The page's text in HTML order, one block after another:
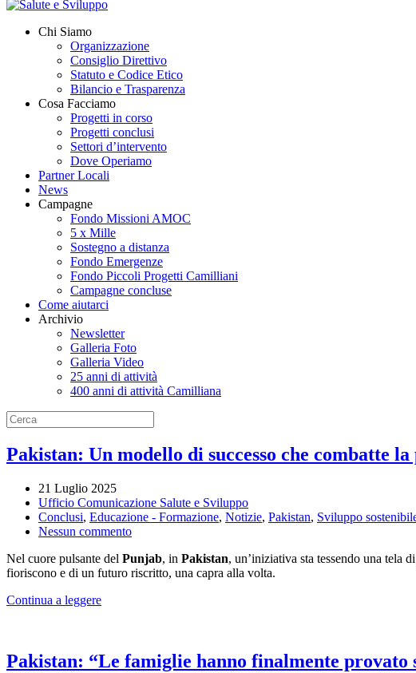
Chi Siamo
Organizzazione
Consiglio Direttivo
Statuto e Codice Etico
Bilancio e Trasparenza
Cosa Facciamo
Progetti in corso
Progetti conclusi
Settori d’intervento
Dove Operiamo
Partner Locali
News
Campagne
Fondo Missioni AMOC
5 x Mille
Sostegno a distanza
Fondo Emergenze
Fondo Piccoli Progetti Camilliani
Campagne concluse
Come aiutarci
Archivio
Newsletter
Galleria Foto
Galleria Video
25 anni di attività
400 anni di attività Camilliana
Pakistan: Un modello di successo che combatte
21 Luglio 2025
Ufficio Comunicazione Salute e Sviluppo
Conclusi, Educazione - Formazione, Notizie, Pakistan, Sviluppo
Nessun commentosu
Un
modello
povertà
Nel cuore pulsante del Punjab, in Pakistan, un’iniziativa sta tessendo una tela
fioriscono e di un futuro riscritto, una capra alla volta.
Continua a leggere
Pakistan: “Le famiglie hanno finalmente provato